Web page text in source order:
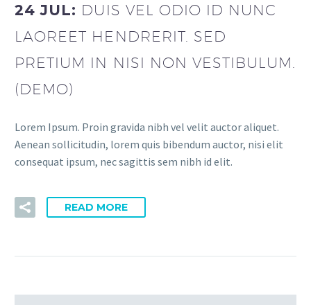
24 JUL: DUIS VEL ODIO ID NUNC
LAOREET HENDRERIT. SED
PRETIUM IN NISI NON VESTIBULUM.
(DEMO)
Lorem Ipsum. Proin gravida nibh vel velit auctor aliquet.
Aenean sollicitudin, lorem quis bibendum auctor, nisi elit
consequat ipsum, nec sagittis sem nibh id elit.
READ MORE